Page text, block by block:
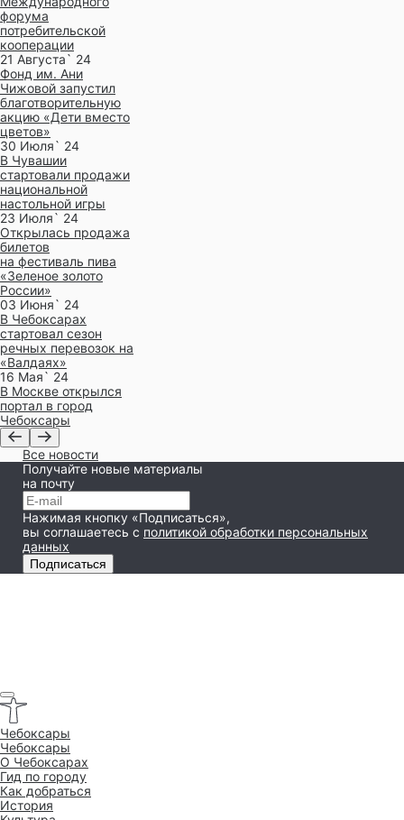
форума
потребительской
кооперации
21 Августа` 24
Фонд им. Ани
Чижовой запустил
благотворительную
акцию «Дети вместо
цветов»
30 Июля` 24
В Чувашии
стартовали продажи
национальной
настольной игры
23 Июля` 24
Открылась продажа
билетов
на фестиваль пива
«Зеленое золото
России»
03 Июня` 24
В Чебоксарах
стартовал сезон
речных перевозок на
«Валдаях»
16 Мая` 24
В Москве открылся
портал в город
Чебоксары
Все новости
Получайте новые материалы
на почту
Нажимая кнопку «Подписаться»,
вы соглашаетесь с политикой обработки персональных
данных
Подписаться
Чебоксары
Чебоксары
O Чебоксарах
Гид по городу
Как добраться
История